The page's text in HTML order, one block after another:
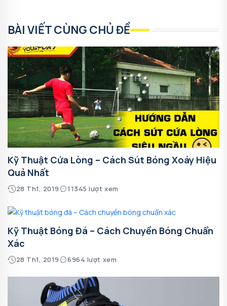
BÀI VIẾT CÙNG CHỦ ĐỀ
Kỹ Thuật Cứa Lòng – Cách Sút Bóng Xoáy Hiệu
Quả Nhất
28 Th1, 2019 11345 lượt xem
Kỹ Thuật Bóng Đá – Cách Chuyền Bóng Chuẩn
Xác
28 Th1, 2019 6964 lượt xem